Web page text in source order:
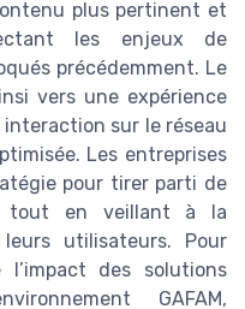
plus pertinent et
les enjeux de
précédemment. Le
vers une expérience
sur le réseau
Les entreprises
pour tirer parti de
tout en veillant à la
utilisateurs. Pour
l’impact des solutions
GAFAM,